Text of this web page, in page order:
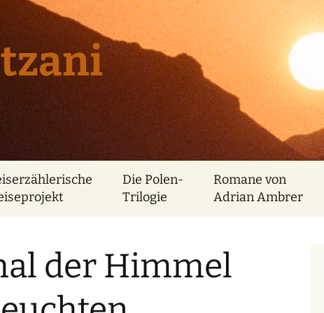
Die Polen-
Trilogie
Romane von
Adrian Ambrer
der Himmel